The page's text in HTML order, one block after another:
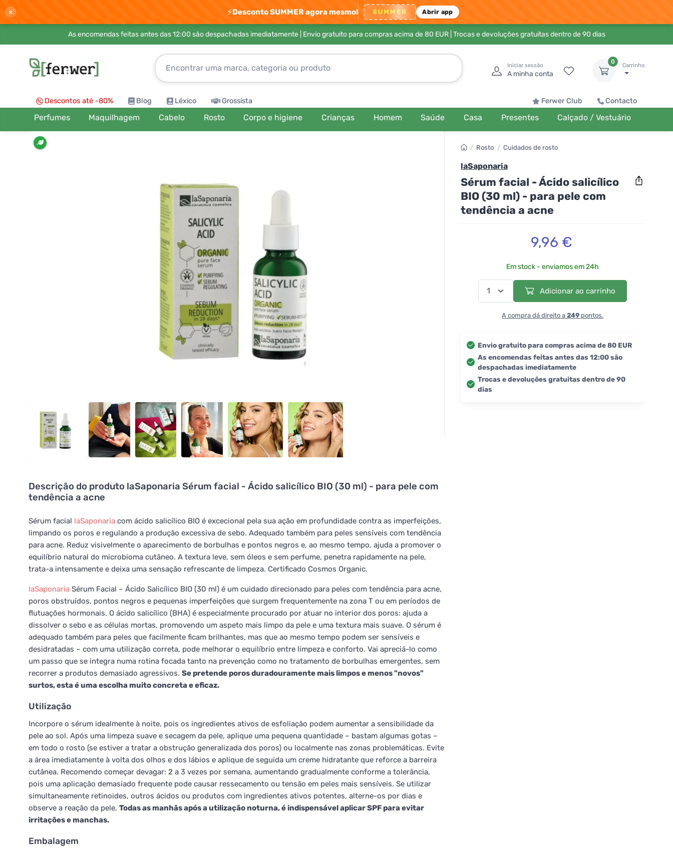
× ⚡Desconto SUMMER agora mesmo! SUMMER Abrir app
As encomendas feitas antes das 12:00 são despachadas imediatamente | Envio gratuito para compras acima de 80 EUR| Trocas e devoluções gratuitas dentro de 90 dias
Iniciar sessão
A minha conta
0
Carrinho
Descontos até -80% Blog Léxico Grossista Ferwer Club Contacto
Perfumes Maquilhagem Cabelo Rosto Corpo e higiene Crianças Homem Saúde Casa Presentes Calçado / Vestuário
Descrição do produto laSaponaria Sérum facial - Ácido salicílico BIO (30 ml) - para pele com
tendência a acne
Sérum facial laSaponaria com ácido salicílico BIO é excecional pela sua ação em profundidade contra as imperfeições,
limpando os poros e regulando a produção excessiva de sebo. Adequado também para peles sensíveis com tendência
para acne. Reduz visivelmente o aparecimento de borbulhas e pontos negros e, ao mesmo tempo, ajuda a promover o
equilíbrio natural do microbioma cutâneo. A textura leve, sem óleos e sem perfume, penetra rapidamente na pele,
trata-a intensamente e deixa uma sensação refrescante de limpeza. Certificado Cosmos Organic.
laSaponaria Sérum Facial – Ácido Salicílico BIO (30 ml) é um cuidado direcionado para peles com tendência para acne,
poros obstruídos, pontos negros e pequenas imperfeições que surgem frequentemente na zona T ou em períodos de
flutuações hormonais. O ácido salicílico (BHA) é especialmente procurado por atuar no interior dos poros: ajuda a
dissolver o sebo e as células mortas, promovendo um aspeto mais limpo da pele e uma textura mais suave. O sérum é
adequado também para peles que facilmente ficam brilhantes, mas que ao mesmo tempo podem ser sensíveis e
desidratadas – com uma utilização correta, pode melhorar o equilíbrio entre limpeza e conforto. Vai apreciá-lo como
um passo que se integra numa rotina focada tanto na prevenção como no tratamento de borbulhas emergentes, sem
recorrer a produtos demasiado agressivos. Se pretende poros duradouramente mais limpos e menos "novos"
surtos, esta é uma escolha muito concreta e eficaz.
Utilização
Incorpore o sérum idealmente à noite, pois os ingredientes ativos de esfoliação podem aumentar a sensibilidade da
pele ao sol. Após uma limpeza suave e secagem da pele, aplique uma pequena quantidade – bastam algumas gotas –
em todo o rosto (se estiver a tratar a obstrução generalizada dos poros) ou localmente nas zonas problemáticas. Evite
a área imediatamente à volta dos olhos e dos lábios e aplique de seguida um creme hidratante que reforce a barreira
cutânea. Recomendo começar devagar: 2 a 3 vezes por semana, aumentando gradualmente conforme a tolerância,
pois uma aplicação demasiado frequente pode causar ressecamento ou tensão em peles mais sensíveis. Se utilizar
simultaneamente retinoides, outros ácidos ou produtos com ingredientes ativos potentes, alterne-os por dias e
observe a reação da pele. Todas as manhãs após a utilização noturna, é indispensável aplicar SPF para evitar
irritações e manchas.
Embalagem
/ Rosto / Cuidados de rosto
laSaponaria
Sérum facial - Ácido salicílico
BIO (30 ml) - para pele com
tendência a acne
9,96 €
Em stock - enviamos em 24h
Adicionar ao carrinho
A compra dá direito a 249 pontos.
Envio gratuito para compras acima de 80 EUR
As encomendas feitas antes das 12:00 são
despachadas imediatamente
Trocas e devoluções gratuitas dentro de 90
dias